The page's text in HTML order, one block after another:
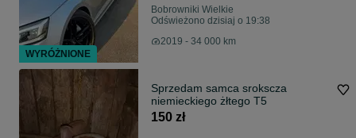
Bobrowniki Wielkie
Odświeżono dzisiaj o 19:38
2019 - 34 000 km
Sprzedam samca srokscza
niemieckiego żłtego T5
150 zł
WYRÓŻNIONE